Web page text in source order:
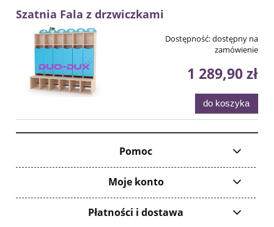
Szatnia Fala z drzwiczkami
Dostępność:dostępny na
zamówienie
1 289,90 zł
do koszyka
Pomoc
Moje konto
Płatności i dostawa